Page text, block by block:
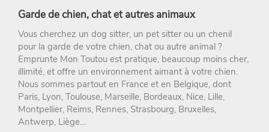
Garde de chien, chat et autres animaux
Vous cherchez un dog sitter, un pet sitter ou un chenil
pour la garde de votre chien, chat ou autre animal ?
Emprunte Mon Toutou est pratique, beaucoup moins cher,
illimité, et offre un environnement aimant à votre chien.
Nous sommes partout en France et en Belgique, dont
Paris, Lyon, Toulouse, Marseille, Bordeaux, Nice, Lille,
Montpellier, Reims, Rennes, Strasbourg, Bruxelles,
Antwerp, Liège…